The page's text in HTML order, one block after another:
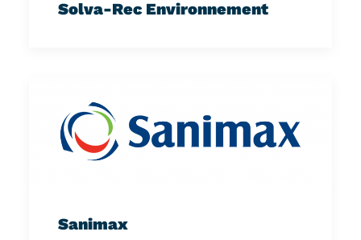
Solva-Rec Environnement
Sanimax